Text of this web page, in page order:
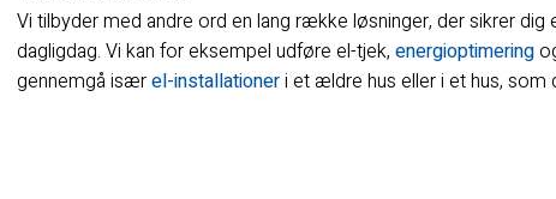
​​​Vi tilbyder med andre ord en lang række løsninger, der sikrer dig
dagligdag. Vi kan for eksempel udføre el-tjek,energioptimering
gennemgå isærel-installationeri et ældre hus eller i et hus, som